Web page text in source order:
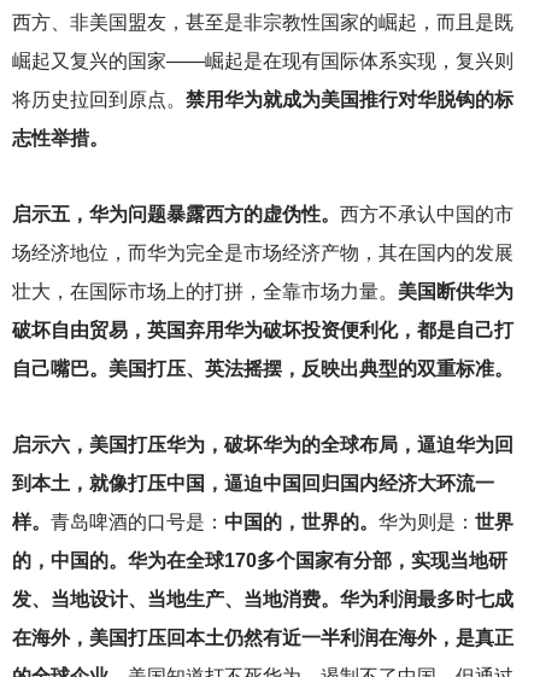
西方、非美国盟友，甚至是非宗教性国家的崛起，而且是既
崛起又复兴的国家——崛起是在现有国际体系实现，复兴则
将历史拉回到原点。 禁用华为就成为美国推行对华脱钩的标
志性举措。
启示五，华为问题暴露西方的虚伪性。 西方不承认中国的市
场经济地位，而华为完全是市场经济产物，其在国内的发展
壮大，在国际市场上的打拼，全靠市场力量。 美国断供华为
破坏自由贸易，英国弃用华为破坏投资便利化，都是自己打
自己嘴巴。美国打压、英法摇摆，反映出典型的双重标准。
启示六，美国打压华为，破坏华为的全球布局，逼迫华为回
到本土，就像打压中国，逼迫中国回归国内经济大环流一
样。 青岛啤酒的口号是： 中国的，世界的。 华为则是： 世界
的，中国的。华为在全球170多个国家有分部，实现当地研
发、当地设计、当地生产、当地消费。华为利润最多时七成
在海外，美国打压回本土仍然有近一半利润在海外，是真正